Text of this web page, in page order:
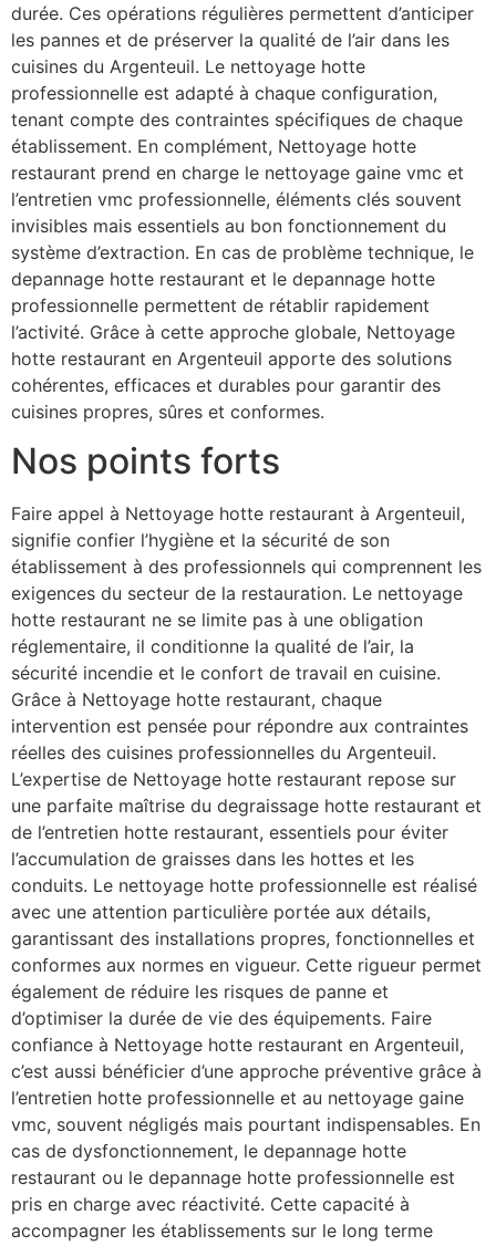
durée. Ces opérations régulières permettent d’anticiper
les pannes et de préserver la qualité de l’air dans les
cuisines du Argenteuil. Le nettoyage hotte
professionnelle est adapté à chaque configuration,
tenant compte des contraintes spécifiques de chaque
établissement. En complément, Nettoyage hotte
restaurant prend en charge le nettoyage gaine vmc et
l’entretien vmc professionnelle, éléments clés souvent
invisibles mais essentiels au bon fonctionnement du
système d’extraction. En cas de problème technique, le
depannage hotte restaurant et le depannage hotte
professionnelle permettent de rétablir rapidement
l’activité. Grâce à cette approche globale, Nettoyage
hotte restaurant en Argenteuil apporte des solutions
cohérentes, efficaces et durables pour garantir des
cuisines propres, sûres et conformes.
Nos points forts
Faire appel à Nettoyage hotte restaurant à Argenteuil,
signifie confier l’hygiène et la sécurité de son
établissement à des professionnels qui comprennent les
exigences du secteur de la restauration. Le nettoyage
hotte restaurant ne se limite pas à une obligation
réglementaire, il conditionne la qualité de l’air, la
sécurité incendie et le confort de travail en cuisine.
Grâce à Nettoyage hotte restaurant, chaque
intervention est pensée pour répondre aux contraintes
réelles des cuisines professionnelles du Argenteuil.
L’expertise de Nettoyage hotte restaurant repose sur
une parfaite maîtrise du degraissage hotte restaurant et
de l’entretien hotte restaurant, essentiels pour éviter
l’accumulation de graisses dans les hottes et les
conduits. Le nettoyage hotte professionnelle est réalisé
avec une attention particulière portée aux détails,
garantissant des installations propres, fonctionnelles et
conformes aux normes en vigueur. Cette rigueur permet
également de réduire les risques de panne et
d’optimiser la durée de vie des équipements. Faire
confiance à Nettoyage hotte restaurant en Argenteuil,
c’est aussi bénéficier d’une approche préventive grâce à
l’entretien hotte professionnelle et au nettoyage gaine
vmc, souvent négligés mais pourtant indispensables. En
cas de dysfonctionnement, le depannage hotte
restaurant ou le depannage hotte professionnelle est
pris en charge avec réactivité. Cette capacité à
accompagner les établissements sur le long terme